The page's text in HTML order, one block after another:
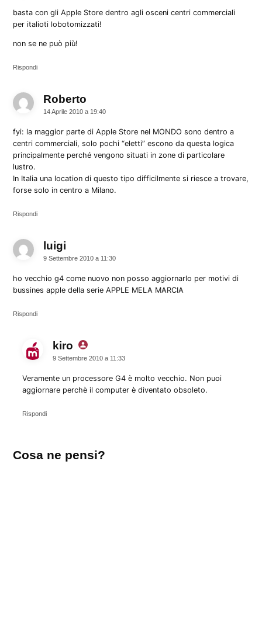
basta con gli Apple Store dentro agli osceni centri commerciali
per italioti lobotomizzati!
non se ne può più!
Rispondi
Roberto
14 Aprile 2010 a 19:40
fyi: la maggior parte di Apple Store nel MONDO sono dentro a
centri commerciali, solo pochi “eletti” escono da questa logica
principalmente perché vengono situati in zone di particolare
lustro.
In Italia una location di questo tipo difficilmente si riesce a trovare,
forse solo in centro a Milano.
Rispondi
luigi
9 Settembre 2010 a 11:30
ho vecchio g4 come nuovo non posso aggiornarlo per motivi di
bussines apple della serie APPLE MELA MARCIA
Rispondi
kiro dice:
9 Settembre 2010 a 11:33
Veramente un processore G4 è molto vecchio. Non puoi
aggiornare perchè il computer è diventato obsoleto.
Rispondi
un
Cosa ne pensi?